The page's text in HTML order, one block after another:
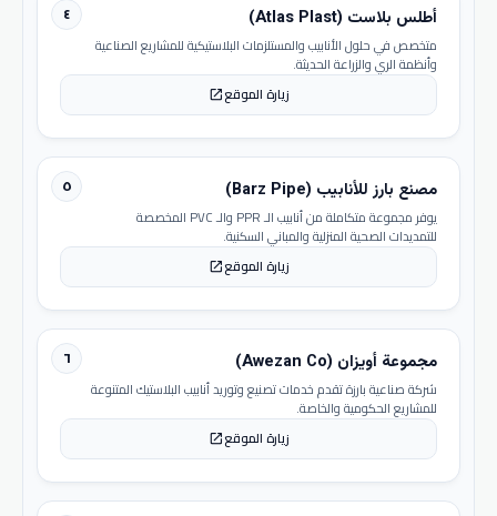
٤ أطلس بلاست (Atlas Plast)
متخصص في حلول الأنابيب والمستلزمات البلاستيكية للمشاريع الصناعية
وأنظمة الري والزراعة الحديثة.
زيارة الموقعopen_in_new
٥ مصنع بارز للأنابيب (Barz Pipe)
يوفر مجموعة متكاملة من أنابيب الـ PPR والـ PVC المخصصة
للتمديدات الصحية المنزلية والمباني السكنية.
زيارة الموقعopen_in_new
٦ مجموعة أويزان (Awezan Co)
شركة صناعية بارزة تقدم خدمات تصنيع وتوريد أنابيب البلاستيك المتنوعة
للمشاريع الحكومية والخاصة.
زيارة الموقعopen_in_new